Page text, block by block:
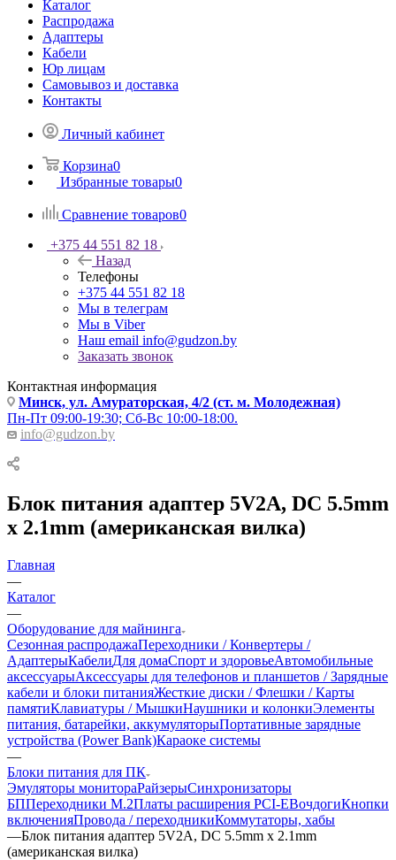
Каталог
Распродажа
Адаптеры
Кабели
Юр лицам
Самовывоз и доставка
Контакты
Личный кабинет
Корзина0
Избранные товары0
Сравнение товаров0
+375 44 551 82 18
Назад
Телефоны
+375 44 551 82 18
Мы в телеграм
Мы в Viber
Наш email info@gudzon.by
Заказать звонок
Контактная информация
Минск, ул. Амураторская, 4/2 (ст. м. Молодежная)
Пн-Пт 09:00-19:30; Сб-Вс 10:00-18:00.
info@gudzon.by
Блок питания адаптер 5V2A, DC 5.5mm
x 2.1mm (американская вилка)
Главная
—
Каталог
—
Оборудование для майнинга
Сезонная распродажаПереходники / Конвертеры /
АдаптерыКабелиДля домаСпорт и здоровьеАвтомобильные
аксессуарыАксессуары для телефонов и планшетов / Зарядные
кабели и блоки питанияЖесткие диски / Флешки / Карты
памятиКлавиатуры / МышкиНаушники и колонкиЭлементы
питания, батарейки, аккумуляторыПортативные зарядные
устройства (Power Bank)Караоке системы
—
Блоки питания для ПК
Эмуляторы монитораРайзерыСинхронизаторы
БППереходники М.2Платы расширения PCI-EВочдогиКнопки
включенияПровода / переходникиКоммутаторы, хабы
—Блок питания адаптер 5V2A, DC 5.5mm x 2.1mm
(американская вилка)